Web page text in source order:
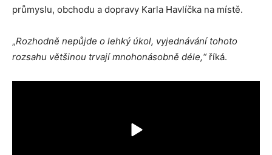
průmyslu, obchodu a dopravy Karla Havlíčka na místě.
„Rozhodně nepůjde o lehký úkol, vyjednávání tohoto
rozsahu většinou trvají mnohonásobně déle,“říká.